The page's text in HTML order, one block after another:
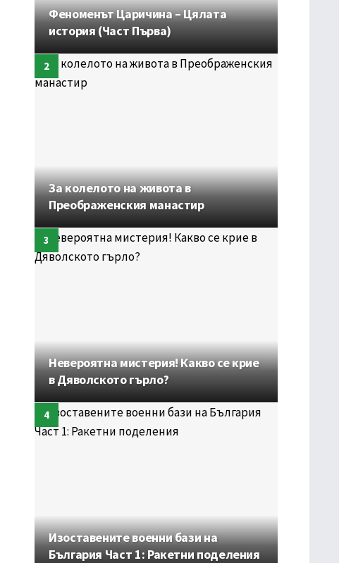
Феноменът Царичина – Цялата
история (Част Първа)
За колелото на живота в
Преображенския манастир
Невероятна мистерия! Какво се крие
в Дяволското гърло?
Изоставените военни бази на
България Част 1: Ракетни поделения